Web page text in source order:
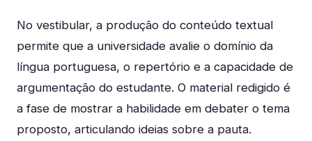
No vestibular, a produção do conteúdo textual
permite que a universidade avalie o domínio da
língua portuguesa, o repertório e a capacidade de
argumentação do estudante. O material redigido é
a fase de mostrar a habilidade em debater o tema
proposto, articulando ideias sobre a pauta.